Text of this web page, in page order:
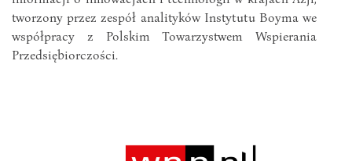
tworzony przez zespół analityków Instytutu Boyma we
współpracy z Polskim Towarzystwem Wspierania
Przedsiębiorczości.